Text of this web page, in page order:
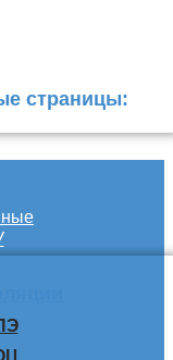
страницы: